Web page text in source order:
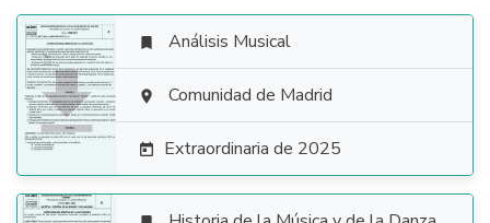

 Análisis Musical
 Comunidad de Madrid
 Extraordinaria de 2025